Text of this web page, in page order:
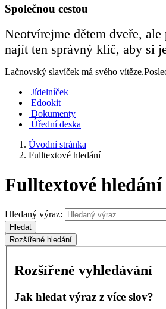
Společnou cestou
Neotvírejme dětem dveře,
najít ten správný klíč, aby si
Lačnovský slavíček má svého
Jídelníček
Edookit
Dokumenty
Úřední deska
Úvodní stránka
Fulltextové hledání
Fulltextové hledání
Hledaný výraz:
Hledat
Rozšířené hledání
Rozšířené vyhledávání
Jak hledat výraz z více slov?